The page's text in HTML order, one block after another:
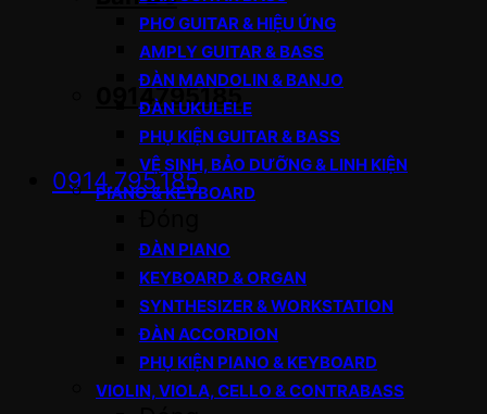
0914795185
0914.795.185
PHƠ GUITAR & HIỆU ỨNG
AMPLY GUITAR & BASS
ĐÀN MANDOLIN & BANJO
ĐÀN UKULELE
PHỤ KIỆN GUITAR & BASS
VỆ SINH, BẢO DƯỠNG & LINH KIỆN
PIANO & KEYBOARD
ĐÀN PIANO
KEYBOARD & ORGAN
SYNTHESIZER & WORKSTATION
ĐÀN ACCORDION
PHỤ KIỆN PIANO & KEYBOARD
VIOLIN, VIOLA, CELLO & CONTRABASS